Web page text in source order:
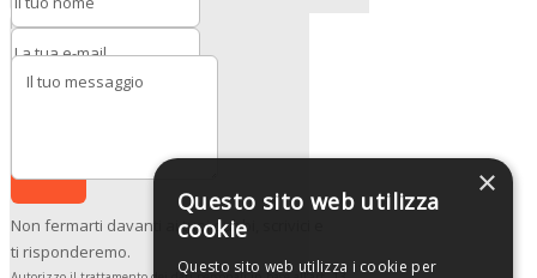
Non fermarti davanti ai tuoi dubbi, scrivici e
ti risponderemo.
×
Questo sito web utilizza
cookie
Questo sito web utilizza i cookie per